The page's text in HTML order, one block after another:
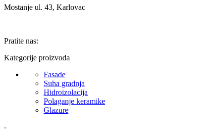
Mostanje ul. 43, Karlovac
Pratite nas:
Kategorije proizvoda
Fasade
Suha gradnja
Hidroizolacija
Polaganje keramike
Glazure
-